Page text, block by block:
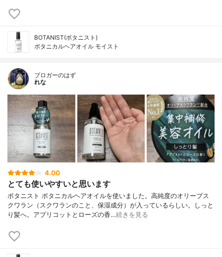
BOTANIST(ボタニスト)
ボタニカルヘアオイル モイスト
ブロガーのはず
れな
4.00
とても使いやすいと思います
ボタニスト ボタニカルヘアオイルを使いました。高純度のオリーブス
クワラン（スクワランのこと、保湿成分）が入っているらしい。しっと
り髪へ。アプリコットとローズの香…続きを見る